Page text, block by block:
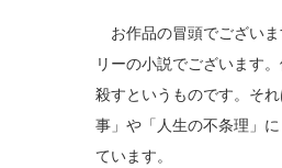
お作品の冒頭でござい
リーの小説でございます
殺すというものです。そ
事」や「人生の不条理」
ています。